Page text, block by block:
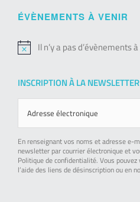
ÉVÈNEMENTS À VENIR
Notice
Il n’y a pas d’évènements
INSCRIPTION À LA NEWSLETTER
En renseignant vos noms et adresse e-
newsletter par courrier électronique et
Politique de confidentialité. Vous
l’aide des liens de désinscription ou en